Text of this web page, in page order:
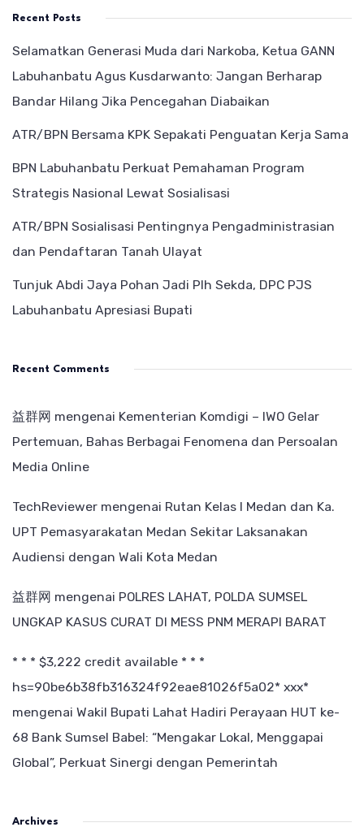
Recent Posts
Selamatkan Generasi Muda dari Narkoba, Ketua GANN
Labuhanbatu Agus Kusdarwanto: Jangan Berharap
Bandar Hilang Jika Pencegahan Diabaikan
ATR/BPN Bersama KPK Sepakati Penguatan Kerja Sama
BPN Labuhanbatu Perkuat Pemahaman Program
Strategis Nasional Lewat Sosialisasi
ATR/BPN Sosialisasi Pentingnya Pengadministrasian
dan Pendaftaran Tanah Ulayat
Tunjuk Abdi Jaya Pohan Jadi Plh Sekda, DPC PJS
Labuhanbatu Apresiasi Bupati
Recent Comments
益群网 mengenai Kementerian Komdigi – IWO Gelar
Pertemuan, Bahas Berbagai Fenomena dan Persoalan
Media Online
TechReviewer mengenai Rutan Kelas I Medan dan Ka.
UPT Pemasyarakatan Medan Sekitar Laksanakan
Audiensi dengan Wali Kota Medan
益群网 mengenai POLRES LAHAT, POLDA SUMSEL
UNGKAP KASUS CURAT DI MESS PNM MERAPI BARAT
* * * $3,222 credit available * * *
hs=90be6b38fb316324f92eae81026f5a02* ххх*
mengenai Wakil Bupati Lahat Hadiri Perayaan HUT ke-
68 Bank Sumsel Babel: “Mengakar Lokal, Menggapai
Global”, Perkuat Sinergi dengan Pemerintah
Archives